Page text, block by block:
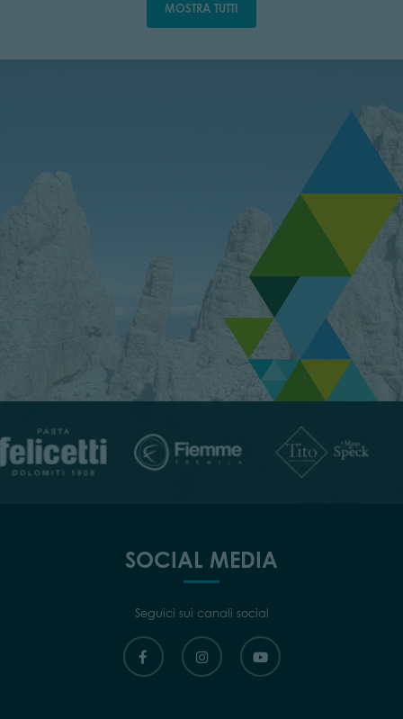
MOSTRA TUTTI
SOCIAL MEDIA
Seguici sui canali social